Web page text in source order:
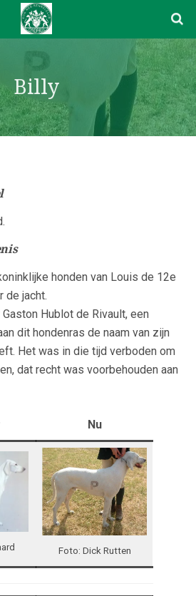
Billy
honden van Louis de 12e
de jacht.
Hublot de Rivault, een
dit hondenras de naam van zijn
Het was in die tijd verboden om
dat recht was voorbehouden aan
Nu
Foto: Dick Rutten